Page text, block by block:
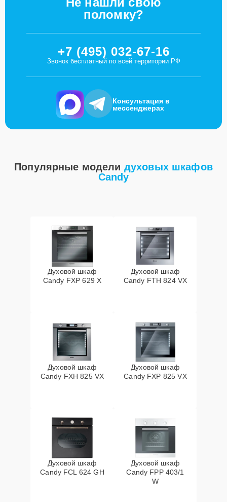
поломку?
+7 (495) 032-67-16
Звонок бесплатный по всей территории РФ
Консультация в
мессенджерах
Популярные модели духовых шкафов
Candy
Духовой шкаф
Candy FXP 629 X
Духовой шкаф
Candy FTH 824 VX
Духовой шкаф
Candy FXH 825 VX
Духовой шкаф
Candy FXP 825 VX
Духовой шкаф
Candy FCL 624 GH
Духовой шкаф
Candy FPP 403/1
W